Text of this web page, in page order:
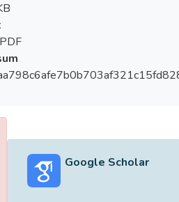
Google Scholar